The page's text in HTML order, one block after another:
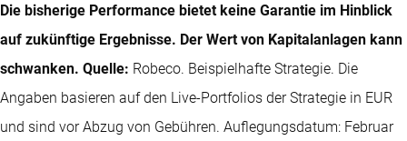
Die bisherige Performance bietet keine Garantie im Hinblick
auf zukünftige Ergebnisse. Der Wert von Kapitalanlagen kann
schwanken. Quelle: Robeco. Beispielhafte Strategie. Die
Angaben basieren auf den Live-Portfolios der Strategie in EUR
und sind vor Abzug von Gebühren. Auflegungsdatum: Februar